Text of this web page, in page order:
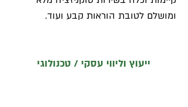
ומושלם לטובת הוראות קבע ועוד.
ייעוץ וליווי עסקי / טכנולוגי